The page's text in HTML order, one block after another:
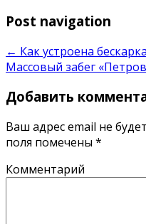
Post navigation
← Как устроена
Массовый забег
Добавить
Ваш адрес email не
поля помечены *
Комментарий